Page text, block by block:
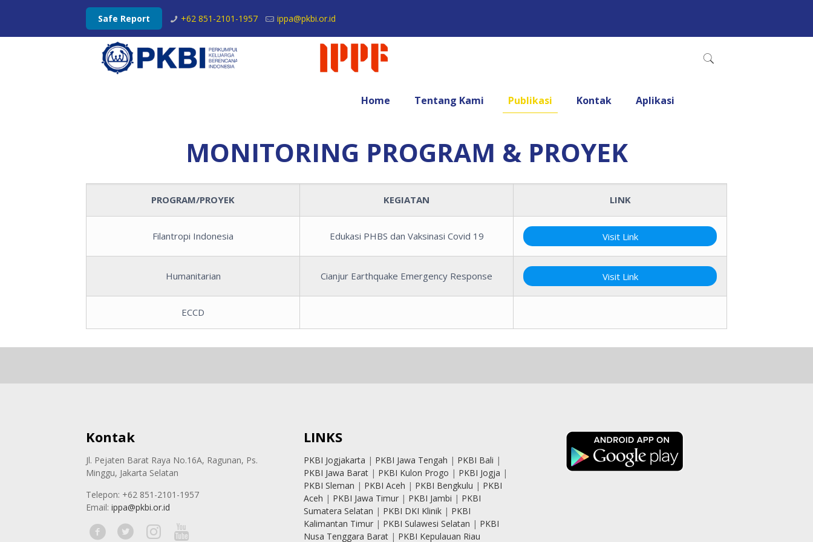
Safe Report +62 851-2101-1957 ippa@pkbi.or.id
Home Tentang Kami Publikasi Kontak Aplikasi
MONITORING PROGRAM & PROYEK
PROGRAM/PROYEK KEGIATAN LINK
Filantropi Indonesia Edukasi PHBS dan Vaksinasi Covid 19 Visit Link
Humanitarian Cianjur Earthquake Emergency Response Visit Link
ECCD
Kontak
Jl. Pejaten Barat Raya No.16A, Ragunan, Ps.
Minggu, Jakarta Selatan
Telepon: +62 851-2101-1957
Email: ippa@pkbi.or.id
LINKS
PKBI Jogjakarta | PKBI Jawa Tengah | PKBI Bali |
PKBI Jawa Barat | PKBI Kulon Progo | PKBI Jogja |
PKBI Sleman | PKBI Aceh | PKBI Bengkulu | PKBI
Aceh | PKBI Jawa Timur | PKBI Jambi | PKBI
Sumatera Selatan | PKBI DKI Klinik | PKBI
Kalimantan Timur | PKBI Sulawesi Selatan | PKBI
Nusa Tenggara Barat | PKBI Kepulauan Riau